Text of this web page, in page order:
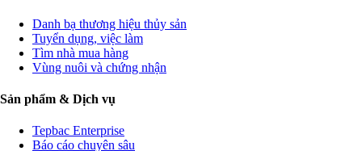
Danh bạ thương hiệu thủy sản
Tuyển dụng, việc làm
Tìm nhà mua hàng
Vùng nuôi và chứng nhận
Sản phẩm & Dịch vụ
Tepbac Enterprise
Báo cáo chuyên sâu